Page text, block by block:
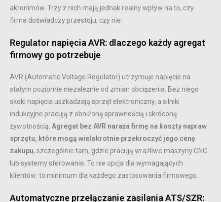
akronimów. Trzy z nich mają jednak realny wpływ na to, czy
firma doświadczy przestoju, czy nie.
Regulator napięcia AVR: dlaczego każdy agregat
firmowy go potrzebuje
AVR (Automatic Voltage Regulator) utrzymuje napięcie na
stałym poziomie niezależnie od zmian obciążenia. Bez niego
skoki napięcia uszkadzają sprzęt elektroniczny, a silniki
indukcyjne pracują z obniżoną sprawnością i skróconą
żywotnością. Agregat bez AVR naraża firmę na koszty napraw
sprzętu, które mogą wielokrotnie przekroczyć jego cenę
zakupu, szczególnie tam, gdzie pracują wrażliwe maszyny CNC
lub systemy sterowania. To nie opcja dla wymagających
klientów: to minimum dla każdego zastosowania firmowego.
Automatyczne przełączanie zasilania ATS/SZR: